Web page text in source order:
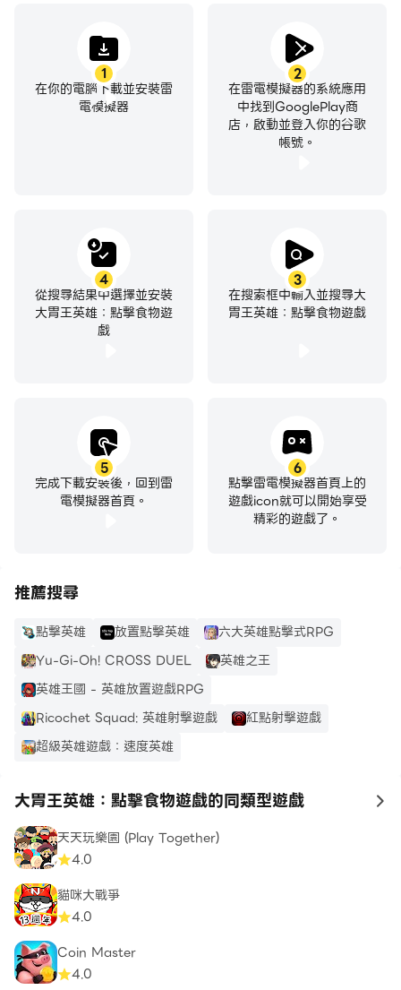
1
在你的電腦下載並安裝雷
電模擬器
2
在雷電模擬器的系統應用
中找到GooglePlay商
店，啟動並登入你的谷歌
帳號。
3
在搜索框中輸入並搜尋大
胃王英雄：點擊食物遊戲
4
從搜尋結果中選擇並安裝
大胃王英雄：點擊食物遊
戲
5
完成下載安裝後，回到雷
電模擬器首頁。
6
點擊雷電模擬器首頁上的
遊戲icon就可以開始享受
精彩的遊戲了。
推薦搜尋
點擊英雄 放置點擊英雄
六大英雄點擊式RPG
Yu-Gi-Oh! CROSS DUEL
英雄之王
英雄王國 - 英雄放置遊戲RPG
Ricochet Squad: 英雄射擊遊戲
紅點射擊遊戲
超級英雄遊戲：速度英雄
大胃王英雄：點擊食物遊戲的同類型遊戲 to
天天玩樂園 (Play Together)
4.0
貓咪大戰爭
4.0
Coin Master
4.0